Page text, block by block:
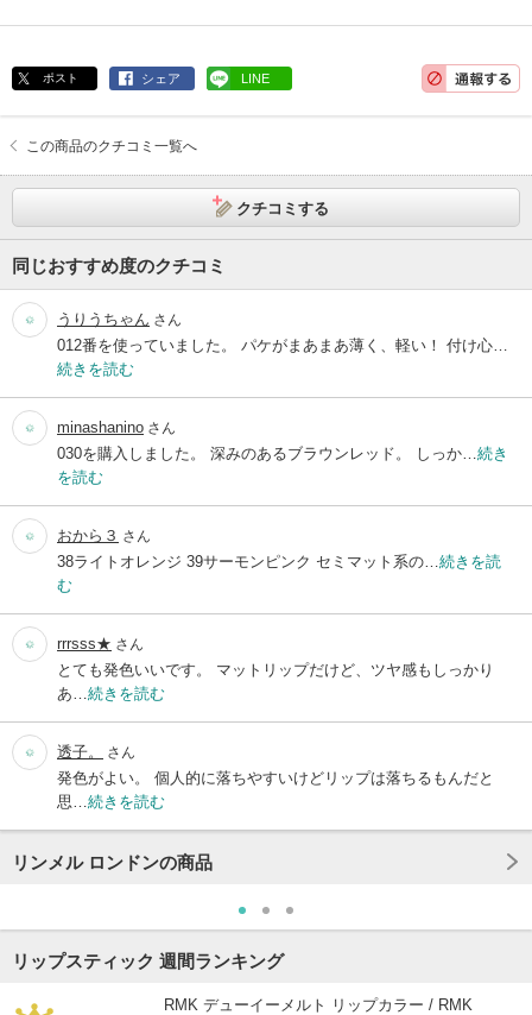
ポスト シェア LINE
この商品のクチコミ一覧へ
クチコミする
同じおすすめ度のクチコミ
うりうちゃん さん
012番を使っていました。 パケがまあまあ薄く、軽い！ 付け心…
続きを読む
minashanino さん
030を購入しました。 深みのあるブラウンレッド。 しっか… 続き
を読む
おから３ さん
38ライトオレンジ 39サーモンピンク セミマット系の… 続きを読
む
rrrsss★ さん
とても発色いいです。 マットリップだけど、ツヤ感もしっかり
あ… 続きを読む
透子。 さん
発色がよい。 個人的に落ちやすいけどリップは落ちるもんだと
思… 続きを読む
リンメル ロンドンの商品
リップスティック 週間ランキング
RMK デューイーメルト リップカラー / RMK